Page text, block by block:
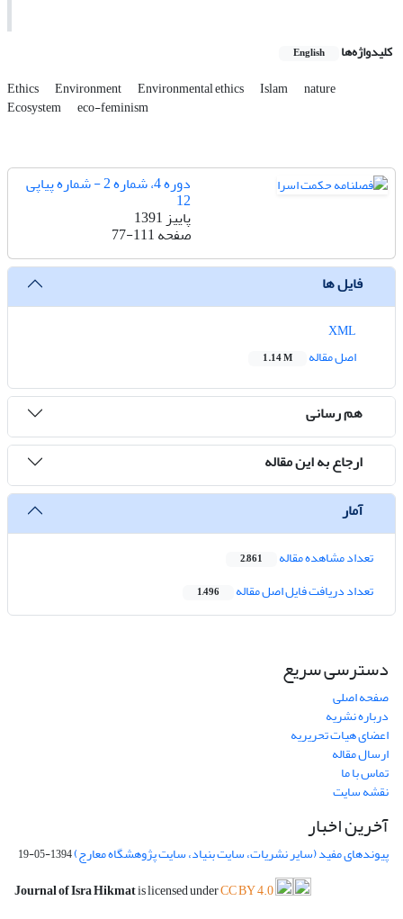
کلیدواژه‌ها English
Ethics Environment Environmental ethics Islam nature
Ecosystem eco-feminism
دوره 4، شماره 2 - شماره پیاپی
12
پاییز 1391
صفحه77-111
فایل ها
اصل مقاله
1.14 M
هم رسانی
ارجاع به این مقاله
آمار
تعداد مشاهده مقاله 2,861
تعداد دریافت فایل اصل مقاله 1,496
دسترسی سریع
صفحه اصلی
درباره نشریه
اعضای هیات تحریریه
ارسال مقاله
تماس با ما
نقشه سایت
آخرین اخبار
پیوندهای مفید (سایر نشریات، سایت بنیاد، سایت پژوهشگاه معارج)1394-05-19
Journal of Isra Hikmatis licensed underCC BY 4.0